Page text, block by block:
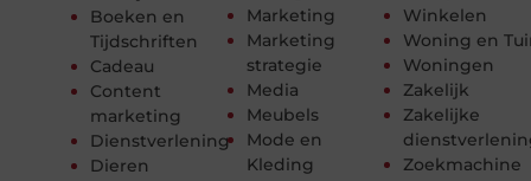
Boeken en
Tijdschriften
Cadeau
Content
marketing
Dienstverlening
Dieren
Marketing
Marketing
strategie
Media
Meubels
Mode en
Kleding
Winkelen
Woning en
Woningen
Zakelijk
Zakelijke
Zoekmachine